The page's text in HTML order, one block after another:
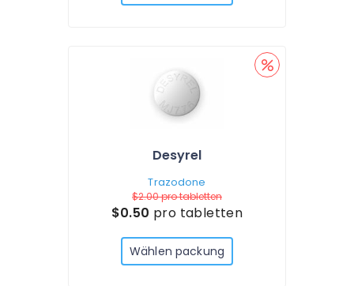
Desyrel
Trazodone
$2.00pro tabletten
$0.50 pro tabletten
Wählen packung